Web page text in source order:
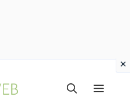
Menu